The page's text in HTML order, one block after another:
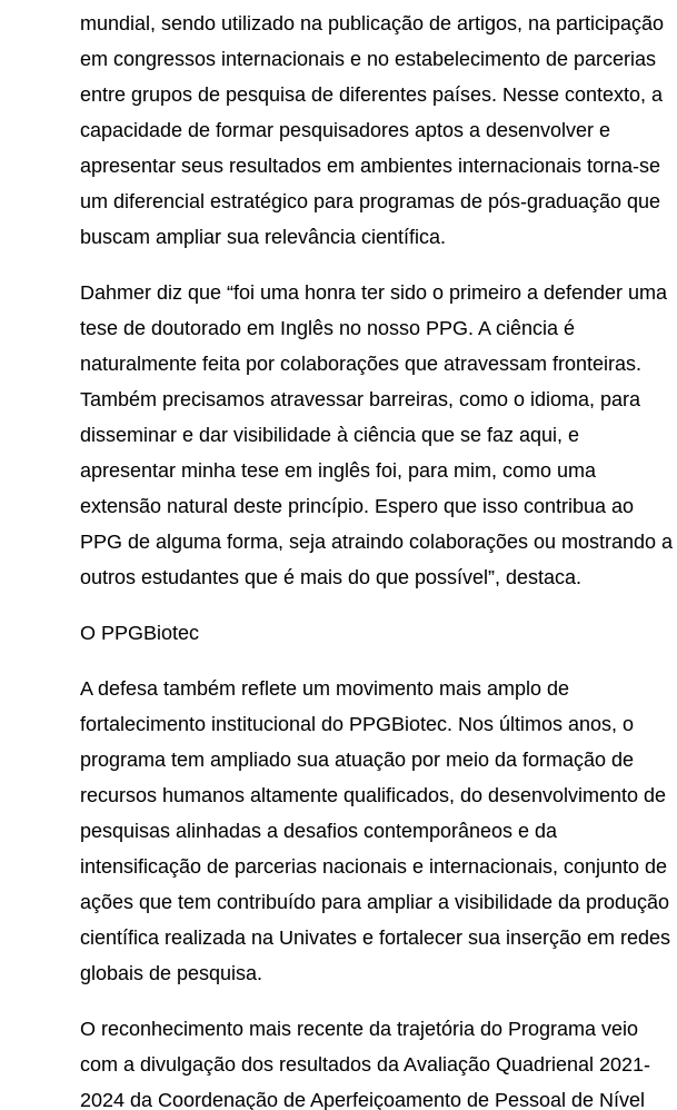
mundial, sendo utilizado na publicação de artigos, na participação
em congressos internacionais e no estabelecimento de parcerias
entre grupos de pesquisa de diferentes países. Nesse contexto, a
capacidade de formar pesquisadores aptos a desenvolver e
apresentar seus resultados em ambientes internacionais torna-se
um diferencial estratégico para programas de pós-graduação que
buscam ampliar sua relevância científica.
Dahmer diz que “foi uma honra ter sido o primeiro a defender uma
tese de doutorado em Inglês no nosso PPG. A ciência é
naturalmente feita por colaborações que atravessam fronteiras.
Também precisamos atravessar barreiras, como o idioma, para
disseminar e dar visibilidade à ciência que se faz aqui, e
apresentar minha tese em inglês foi, para mim, como uma
extensão natural deste princípio. Espero que isso contribua ao
PPG de alguma forma, seja atraindo colaborações ou mostrando a
outros estudantes que é mais do que possível”, destaca.
O PPGBiotec
A defesa também reflete um movimento mais amplo de
fortalecimento institucional do PPGBiotec. Nos últimos anos, o
programa tem ampliado sua atuação por meio da formação de
recursos humanos altamente qualificados, do desenvolvimento de
pesquisas alinhadas a desafios contemporâneos e da
intensificação de parcerias nacionais e internacionais, conjunto de
ações que tem contribuído para ampliar a visibilidade da produção
científica realizada na Univates e fortalecer sua inserção em redes
globais de pesquisa.
O reconhecimento mais recente da trajetória do Programa veio
com a divulgação dos resultados da Avaliação Quadrienal 2021-
2024 da Coordenação de Aperfeiçoamento de Pessoal de Nível